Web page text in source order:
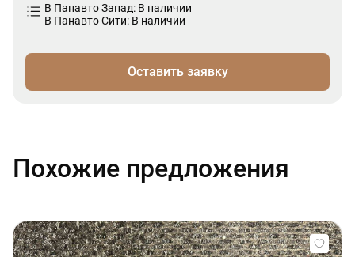
В Панавто Запад: В наличии
В Панавто Сити: В наличии
Оставить заявку
Похожие предложения